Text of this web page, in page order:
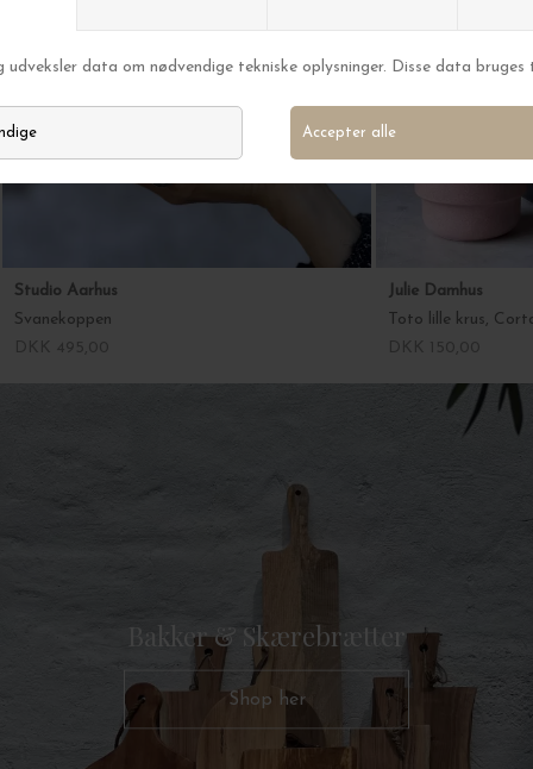
Studio Aarhus
Svanekoppen
Julie Damhus
Toto lille krus,
Bakker & Skærebrætter
Shop her